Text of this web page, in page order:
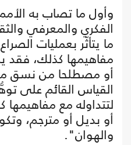
وأول ما تصاب به
الفكري والمعرفي
ما يتأثّر بعمليات
مفاهيمها كذلك، فقد
أو مصطلحا من نسق
القياس القائم على
لتتداوله مع
أو بديل أو مترجم،
والهوان".